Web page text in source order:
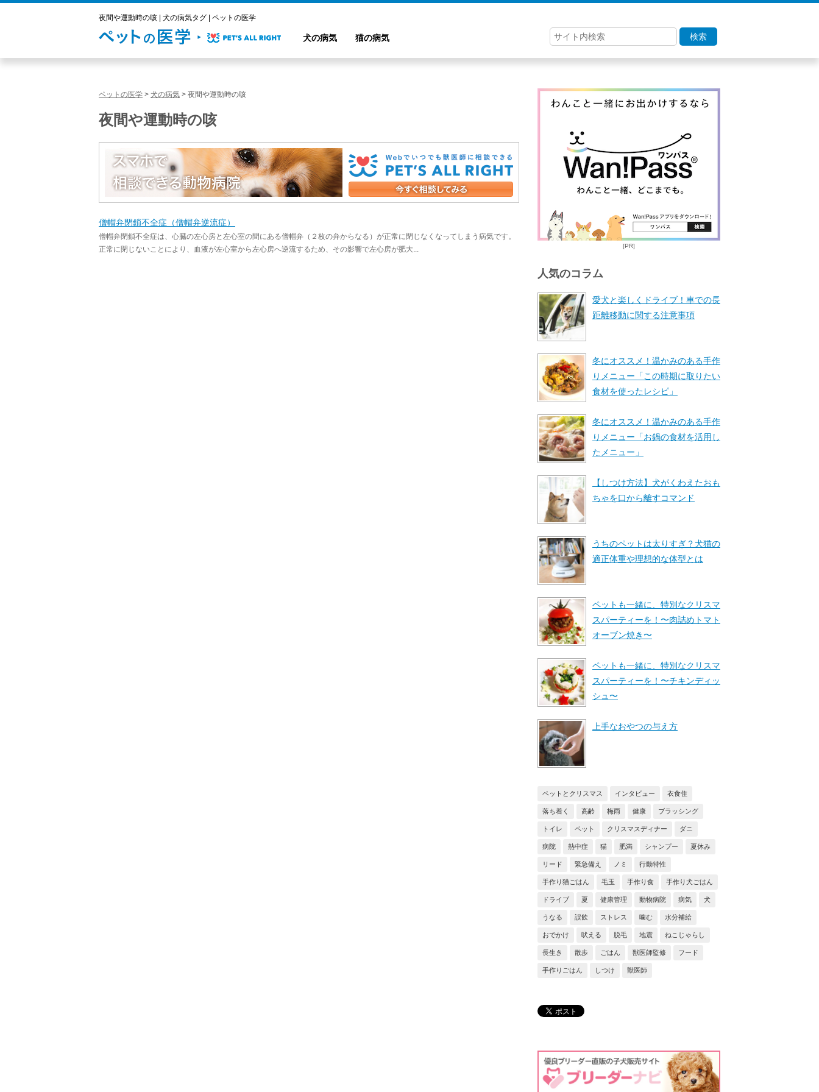
夜間や運動時の咳 | 犬の病気タグ | ペットの医学
犬の病気 猫の病気 検索
ペットの医学 > 犬の病気 > 夜間や運動時の咳
夜間や運動時の咳
僧帽弁閉鎖不全症（僧帽弁逆流症）
僧帽弁閉鎖不全症は、心臓の左心房と左心室の間にある僧帽弁（２枚の弁からなる）が正常に閉じなくなってしまう病気です。
正常に閉じないことにより、血液が左心室から左心房へ逆流するため、その影響で左心房が肥大...
[PR]
人気のコラム
愛犬と楽しくドライブ！車での長
距離移動に関する注意事項
冬にオススメ！温かみのある手作
りメニュー「この時期に取りたい
食材を使ったレシピ」
冬にオススメ！温かみのある手作
りメニュー「お鍋の食材を活用し
たメニュー」
【しつけ方法】犬がくわえたおも
ちゃを口から離すコマンド
うちのペットは太りすぎ？犬猫の
適正体重や理想的な体型とは
ペットも一緒に、特別なクリスマ
スパーティーを！〜肉詰めトマト
オーブン焼き〜
ペットも一緒に、特別なクリスマ
スパーティーを！〜チキンディッ
シュ〜
上手なおやつの与え方
ペットとクリスマス インタビュー 衣食住
落ち着く 高齢 梅雨 健康 ブラッシング
トイレ ペット クリスマスディナー ダニ
病院 熱中症 猫 肥満 シャンプー 夏休み
リード 緊急備え ノミ 行動特性
手作り猫ごはん 毛玉 手作り食 手作り犬ごはん
ドライブ 夏 健康管理 動物病院 病気 犬
うなる 誤飲 ストレス 噛む 水分補給
おでかけ 吠える 脱毛 地震 ねこじゃらし
長生き 散歩 ごはん 獣医師監修 フード
手作りごはん しつけ 獣医師